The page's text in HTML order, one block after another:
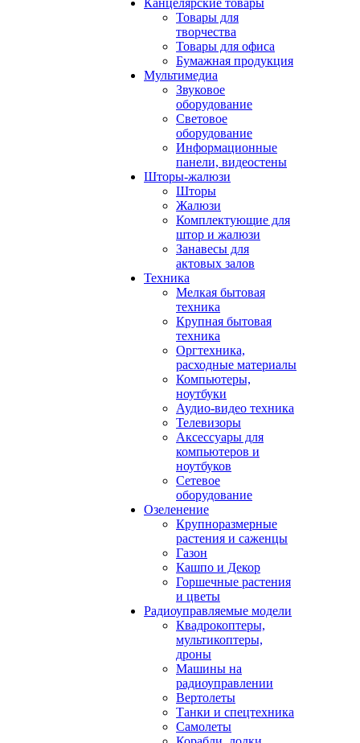
Канцелярские товары
Товары для
творчества
Товары для офиса
Бумажная продукция
Мультимедиа
Звуковое
оборудование
Световое
оборудование
Информационные
панели, видеостены
Шторы-жалюзи
Шторы
Жалюзи
Комплектующие для
штор и жалюзи
Занавесы для
актовых залов
Техника
Мелкая бытовая
техника
Крупная бытовая
техника
Оргтехника,
расходные материалы
Компьютеры,
ноутбуки
Аудио-видео техника
Телевизоры
Аксессуары для
компьютеров и
ноутбуков
Сетевое
оборудование
Озеленение
Крупноразмерные
растения и саженцы
Газон
Кашпо и Декор
Горшечные растения
и цветы
Радиоуправляемые модели
Квадрокоптеры,
мультикоптеры,
дроны
Машины на
радиоуправлении
Вертолеты
Танки и спецтехника
Самолеты